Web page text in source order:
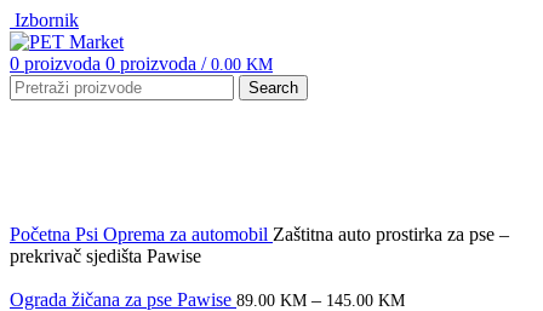
Izbornik
0 proizvoda 0 proizvoda / 0.00 KM
Search
Početna Psi Oprema za automobil Zaštitna auto prostirka za pse –
prekrivač sjedišta Pawise
Ograda žičana za pse Pawise 89.00 KM – 145.00 KM